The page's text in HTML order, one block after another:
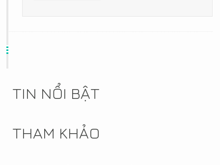
TIN NỔI BẬT
THAM KHẢO